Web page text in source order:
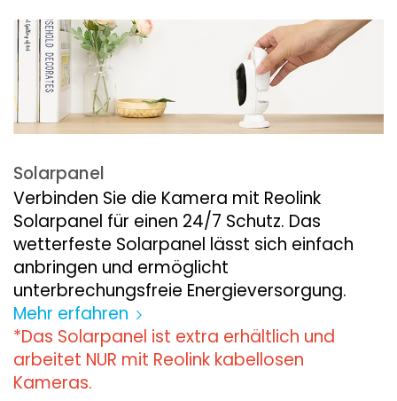
Solarpanel
Verbinden Sie die Kamera mit Reolink
Solarpanel für einen 24/7 Schutz. Das
wetterfeste Solarpanel lässt sich einfach
anbringen und ermöglicht
unterbrechungsfreie Energieversorgung.
Mehr erfahren
*Das Solarpanel ist extra erhältlich und
arbeitet NUR mit Reolink kabellosen
Kameras.